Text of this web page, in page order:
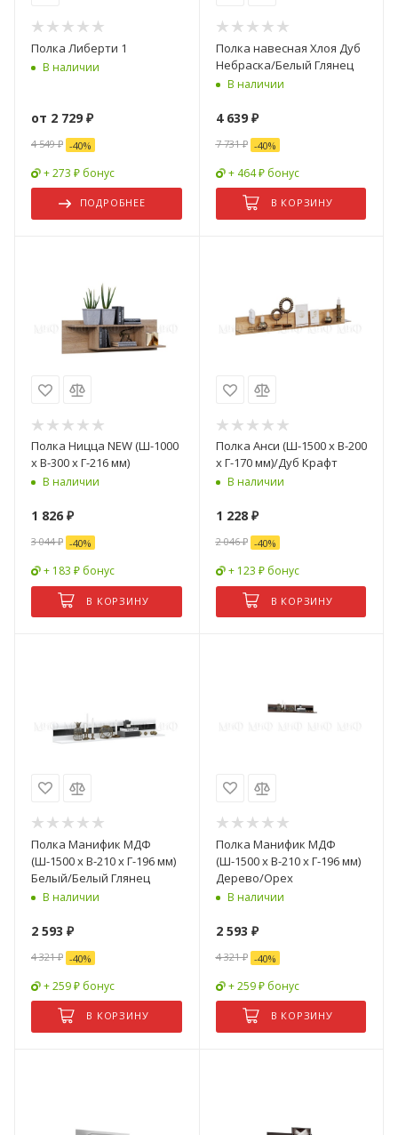
Полка Либерти 1
В наличии
от 2 729 ₽
4 549 ₽ -40%
+ 273 ₽ бонус
ПОДРОБНЕЕ
Полка навесная Хлоя Дуб
Небраска/Белый Глянец
В наличии
4 639₽
7 731₽ -40%
+ 464 ₽ бонус
В КОРЗИНУ
Полка Ницца NEW (Ш-1000
x В-300 x Г-216 мм)
В наличии
1 826 ₽
3 044₽ -40%
+ 183 ₽ бонус
В КОРЗИНУ
Полка Анси (Ш-1500 x В-200
x Г-170 мм)/Дуб Крафт
В наличии
1 228₽
2 046₽ -40%
+ 123 ₽ бонус
В КОРЗИНУ
Полка Манифик МДФ
(Ш-1500 x В-210 x Г-196 мм)
Белый/Белый Глянец
В наличии
2 593 ₽
4 321₽ -40%
+ 259 ₽ бонус
В КОРЗИНУ
Полка Манифик МДФ
(Ш-1500 x В-210 x Г-196 мм)
Дерево/Орех
В наличии
2 593 ₽
4 321₽ -40%
+ 259 ₽ бонус
В КОРЗИНУ